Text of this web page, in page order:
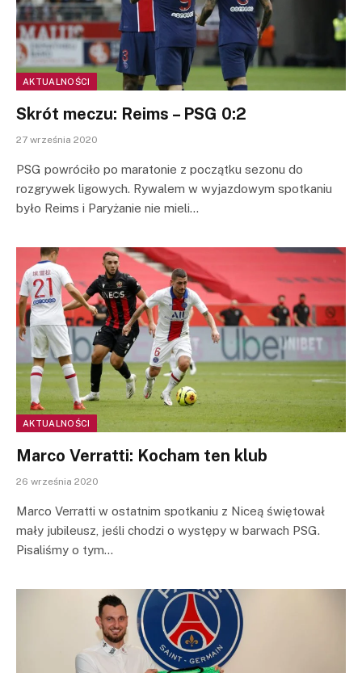
AKTUALNOŚCI
Skrót meczu: Reims – PSG 0:2
27 września 2020
PSG powróciło po maratonie z początku sezonu do
rozgrywek ligowych. Rywalem w wyjazdowym spotkaniu
było Reims i Paryżanie nie mieli…
AKTUALNOŚCI
Marco Verratti: Kocham ten klub
26 września 2020
Marco Verratti w ostatnim spotkaniu z Niceą świętował
mały jubileusz, jeśli chodzi o występy w barwach PSG.
Pisaliśmy o tym…